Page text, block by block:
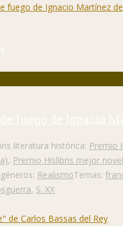
fuego de Ignacio
literatura histórica: Premio
, Premio Hislibris mejor
RealismoTemas:
, S. XX